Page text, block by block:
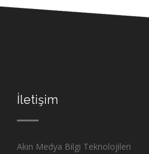
İletişim
Akın Medya Bilgi Teknolojileri